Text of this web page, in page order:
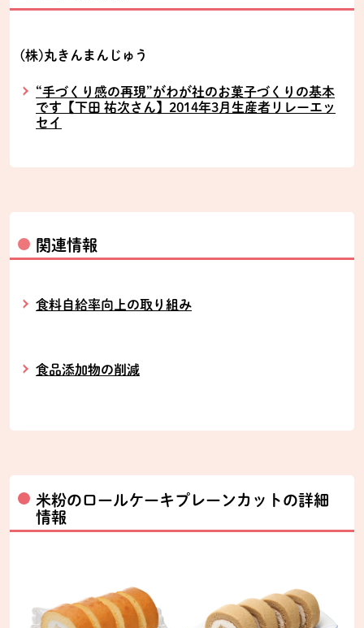
(株)丸きんまんじゅう
“手づくり感の再現”がわが社のお菓子づくりの基本
です【下田 祐次さん】2014年3月生産者リレーエッ
セイ
関連情報
食料自給率向上の取り組み
食品添加物の削減
米粉のロールケーキプレーンカットの詳細
情報